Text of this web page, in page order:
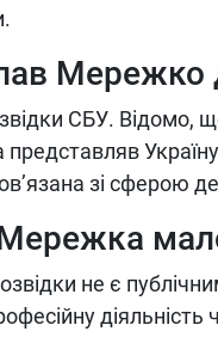
Мережко
СБУ. Відомо,
зі сферою
не є